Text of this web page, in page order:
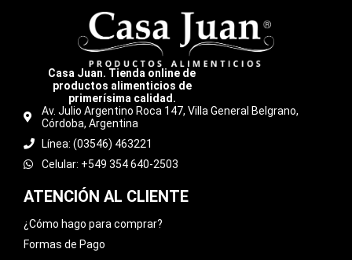
Casa Juan. Tienda online de
productos alimenticios de
primerísima calidad.
Av. Julio Argentino Roca 147, Villa General Belgrano,
Córdoba, Argentina
Línea: (03546) 463221
Celular: +549 354 640-2503
ATENCIÓN AL CLIENTE
¿Cómo hago para comprar?
Formas de Pago